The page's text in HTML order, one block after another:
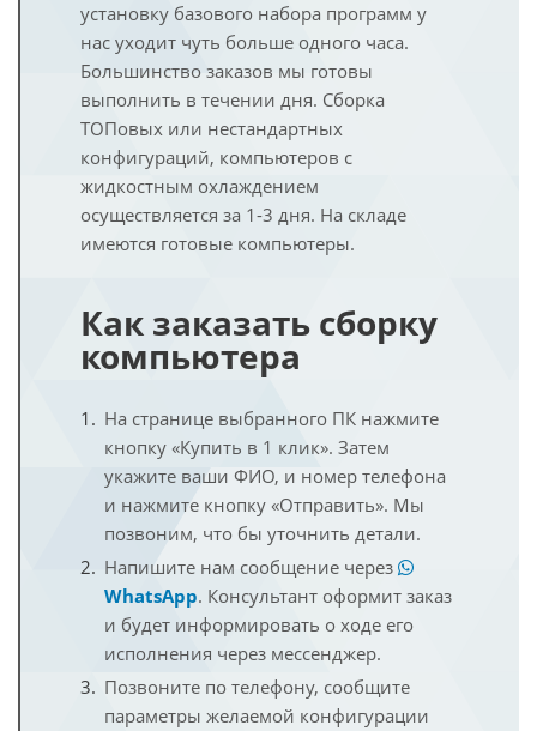
установку базового набора программ у
нас уходит чуть больше одного часа.
Большинство заказов мы готовы
выполнить в течении дня. Сборка
ТОПовых или нестандартных
конфигураций, компьютеров с
жидкостным охлаждением
осуществляется за 1-3 дня. На складе
имеются готовые компьютеры.
Как заказать сборку
компьютера
На странице выбранного ПК нажмите
кнопку «Купить в 1 клик». Затем
укажите ваши ФИО, и номер телефона
и нажмите кнопку «Отправить». Мы
позвоним, что бы уточнить детали.
Напишите нам сообщение через
WhatsApp. Консультант оформит заказ
и будет информировать о ходе его
исполнения через мессенджер.
Позвоните по телефону, сообщите
параметры желаемой конфигурации